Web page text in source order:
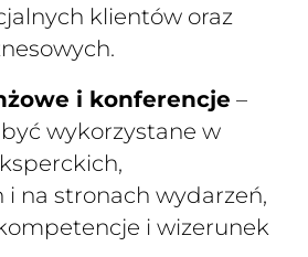
klientów oraz
i konferencje –
wykorzystane w
i na stronach wydarzeń,
i wizerunek